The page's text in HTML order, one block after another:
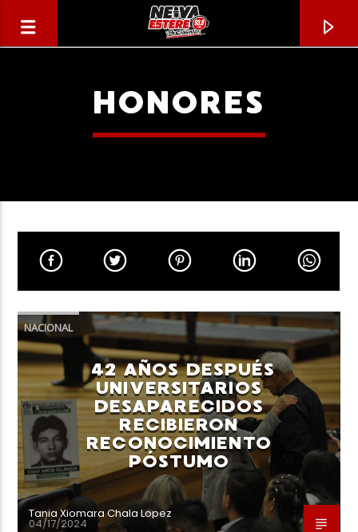
TÍTULO
ARTISTA
Neiva Estereo
HONORES
NACIONAL
42 AÑOS DESPUÉS
UNIVERSITARIOS
DESAPARECIDOS
RECIBIERON
RECONOCIMIENTO
PÓSTUMO
Tania Xiomara Chala Lopez
04/17/2024